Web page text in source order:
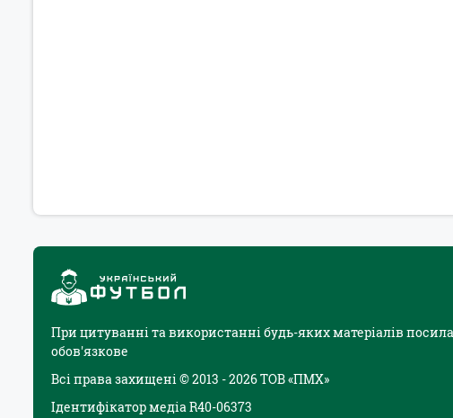
При цитуванні та використанні будь-яких матеріалів
обов'язкове
Всі права захищені © 2013 - 2026 ТОВ «ПМХ»
Ідентифікатор медіа R40-06373